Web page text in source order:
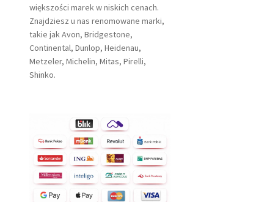
większości marek w niskich cenach.
Znajdziesz u nas renomowane marki,
takie jak Avon, Bridgestone,
Continental, Dunlop, Heidenau,
Metzeler, Michelin, Mitas, Pirelli,
Shinko.